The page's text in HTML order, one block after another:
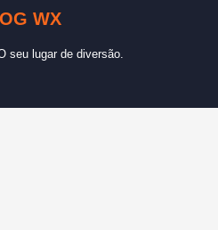
WX
seu lugar de diversão.